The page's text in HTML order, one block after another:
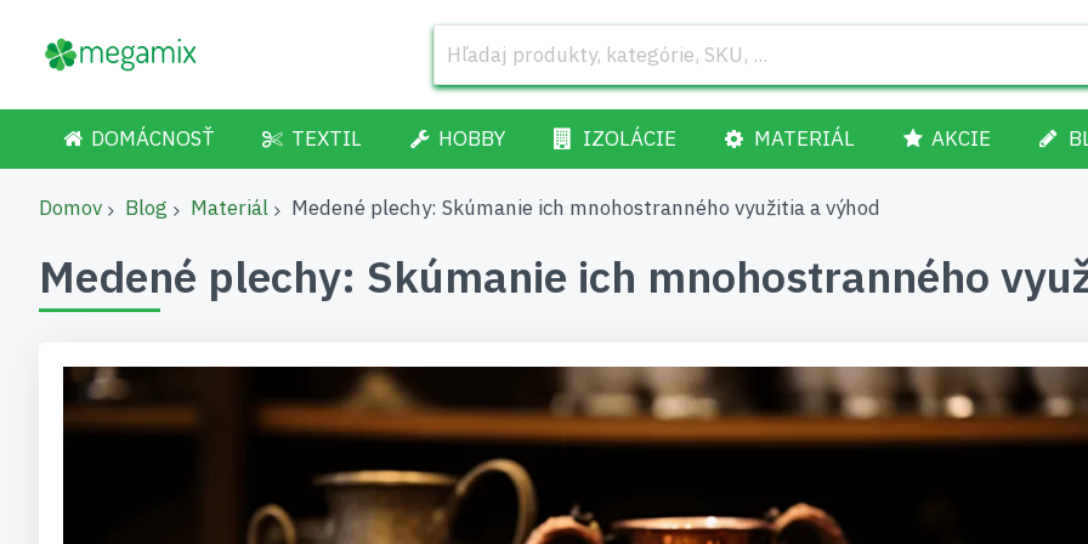
DOMÁCNOSŤ TEXTIL HOBBY IZOLÁCIE MATERIÁL AKCIE
Domov Blog Materiál Medené plechy: Skúmanie ich mnohostranného využitia a výhod
Medené plechy: Skúmanie ich mnohostranného